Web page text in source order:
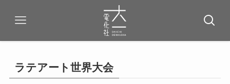
ラテアート世界大会